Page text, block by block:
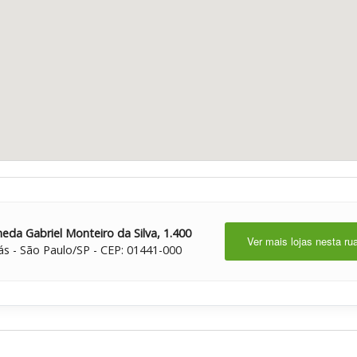
Gabriel Monteiro da Silva, 1.400
- São Paulo/SP - CEP: 01441-000
Ver mais lojas nesta